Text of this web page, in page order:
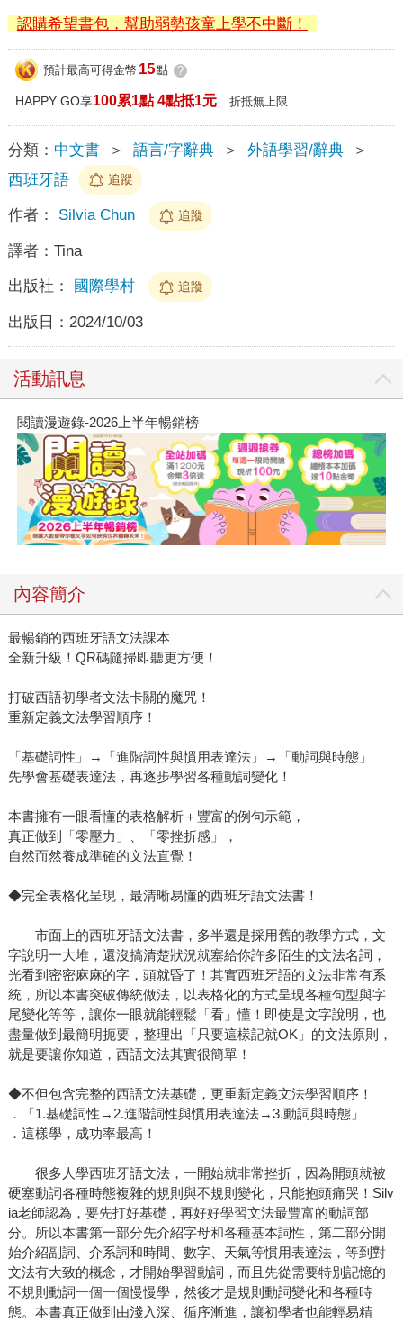
認購希望書包，幫助弱勢孩童上學不中斷！
預計最高可得金幣 15點 ?
HAPPY GO享100累1點 4點抵1元 折抵無上限
分類： 中文書 ＞ 語言/字辭典 ＞ 外語學習/辭典
＞
西班牙語
追蹤
作者： Silvia Chun 追蹤
譯者： Tina
出版社： 國際學村 追蹤
出版日： 2024/10/03
活動訊息
閱讀漫遊錄-2026上半年暢銷榜
內容簡介
最暢銷的西班牙語文法課本
全新升級！QR碼隨掃即聽更方便！
打破西語初學者文法卡關的魔咒！
重新定義文法學習順序！
「基礎詞性」→「進階詞性與慣用表達法」→「動詞與時態」
先學會基礎表達法，再逐步學習各種動詞變化！
本書擁有一眼看懂的表格解析＋豐富的例句示範，
真正做到「零壓力」、「零挫折感」，
自然而然養成準確的文法直覺！
◆完全表格化呈現，最清晰易懂的西班牙語文法書！
市面上的西班牙語文法書，多半還是採用舊的教學方式，文
字說明一大堆，還沒搞清楚狀況就塞給你許多陌生的文法名詞，
光看到密密麻麻的字，頭就昏了！其實西班牙語的文法非常有系
統，所以本書突破傳統做法，以表格化的方式呈現各種句型與字
尾變化等等，讓你一眼就能輕鬆「看」懂！即使是文字說明，也
盡量做到最簡明扼要，整理出「只要這樣記就OK」的文法原則，
就是要讓你知道，西語文法其實很簡單！
◆不但包含完整的西語文法基礎，更重新定義文法學習順序！
．「1.基礎詞性→2.進階詞性與慣用表達法→3.動詞與時態」
．這樣學，成功率最高！
很多人學西班牙語文法，一開始就非常挫折，因為開頭就被
硬塞動詞各種時態複雜的規則與不規則變化，只能抱頭痛哭！Silv
ia老師認為，要先打好基礎，再好好學習文法最豐富的動詞部
分。所以本書第一部分先介紹字母和各種基本詞性，第二部分開
始介紹副詞、介系詞和時間、數字、天氣等慣用表達法，等到對
文法有大致的概念，才開始學習動詞，而且先從需要特別記憶的
不規則動詞一個一個慢慢學，然後才是規則動詞變化和各種時
態。本書真正做到由淺入深、循序漸進，讓初學者也能輕易精